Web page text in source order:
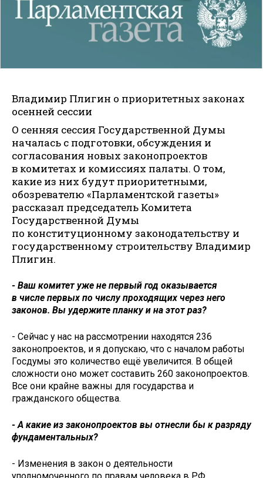
Владимир Плигин о приоритетных законах
осенней сессии
О сенняя сессия Государственной Думы
началась с подготовки, обсуждения и
согласования новых законопроектов
в комитетах и комиссиях палаты. О том,
какие из них будут приоритетными,
обозревателю «Парламентской газеты»
рассказал председатель Комитета
Государственной Думы
по конституционному законодательству и
государственному строительству Владимир
Плигин.
- Ваш комитет уже не первый год оказывается
в числе первых по числу проходящих через него
законов. Вы удержите планку и на этот раз?
- Сейчас у нас на рассмотрении находятся 236
законопроектов, и я допускаю, что с началом работы
Госдумы это количество ещё увеличится. В общей
сложности оно может составить 260 законопроектов.
Все они крайне важны для государства и
гражданского общества.
- А какие из законопроектов вы отнесли бы к разряду
фундаментальных?
- Изменения в закон о деятельности